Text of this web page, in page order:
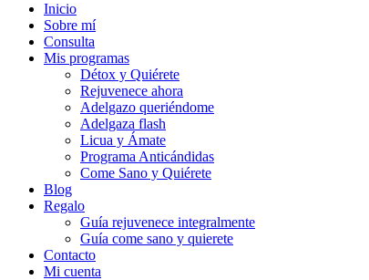
Inicio
Sobre mí
Consulta
Mis programas
Détox y Quiérete
Rejuvenece ahora
Adelgazo queriéndome
Adelgaza flash
Licua y Ámate
Programa Anticándidas
Come Sano y Quiérete
Blog
Regalo
Guía rejuvenece integralmente
Guía come sano y quierete
Contacto
Mi cuenta